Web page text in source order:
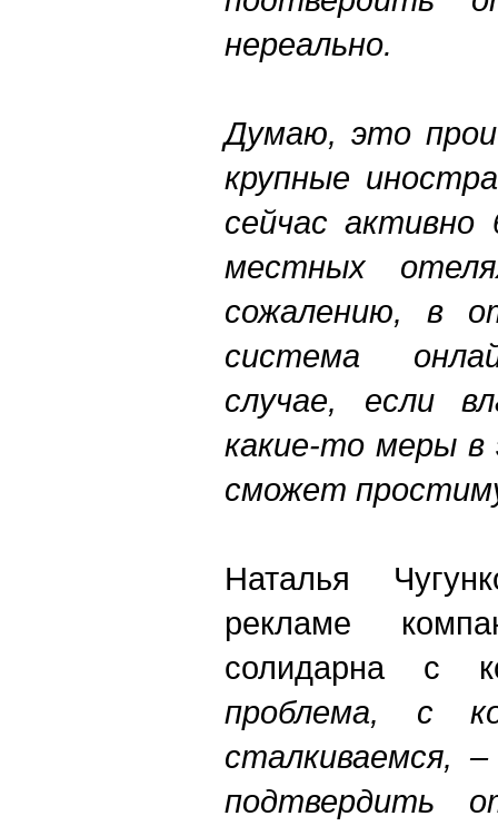
нереально.
Думаю, это
крупные
сейчас
местных
сожалению, в
система
случае, если
какие-то меры
сможет
Наталья
рекламе
солидарна с
проблема, с
сталкиваемся,
подтвердить